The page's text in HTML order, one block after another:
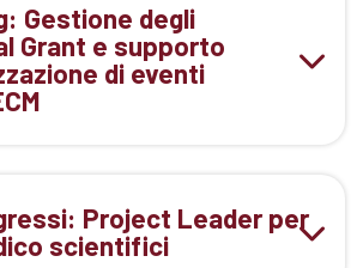
Gestione degli
Grant e supporto
di eventi
Project Leader per
scientifici